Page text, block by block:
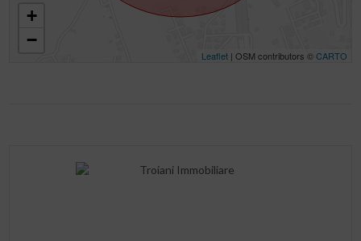
+
−
Leaflet| OSM contributors ©CARTO